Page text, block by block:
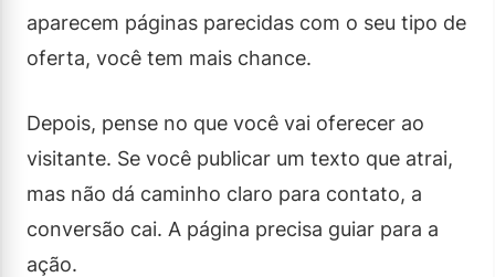
aparecem páginas parecidas com o seu tipo de
oferta, você tem mais chance.
Depois, pense no que você vai oferecer ao
visitante. Se você publicar um texto que atrai,
mas não dá caminho claro para contato, a
conversão cai. A página precisa guiar para a
ação.